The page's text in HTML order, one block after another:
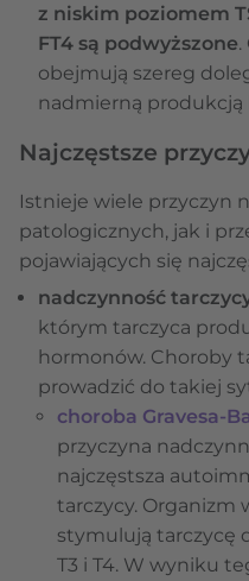
z niskim poziomem
FT4 są podwyższone.
obejmują szereg
nadmierną
Najczęstsze
Istnieje wiele przyczyn
patologicznych, jak i
pojawiających się
nadczynność
którym tarczyca
hormonów. Choroby
prowadzić do takiej
choroba Gravesa-
przyczyna
najczęstsza
tarczycy. Organizm
stymulują tarczycę
T3 i T4. W wyniku